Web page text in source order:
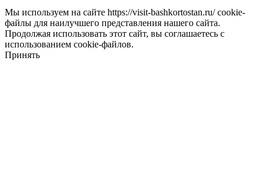
Мы используем на сайте https://visit-bashkortostan.ru/ cookie-
файлы для наилучшего представления нашего сайта.
Продолжая использовать этот сайт, вы соглашаетесь с
использованием cookie-файлов.
Принять